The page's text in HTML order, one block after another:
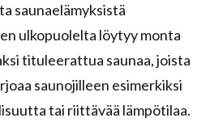
saunaelämyksistä
ulkopuolelta löytyy monta
tituleerattua saunaa, joista
saunojilleen esimerkiksi
tai riittävää lämpötilaa.